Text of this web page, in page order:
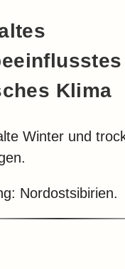
Klima
Winter und
Nordostsibirien.